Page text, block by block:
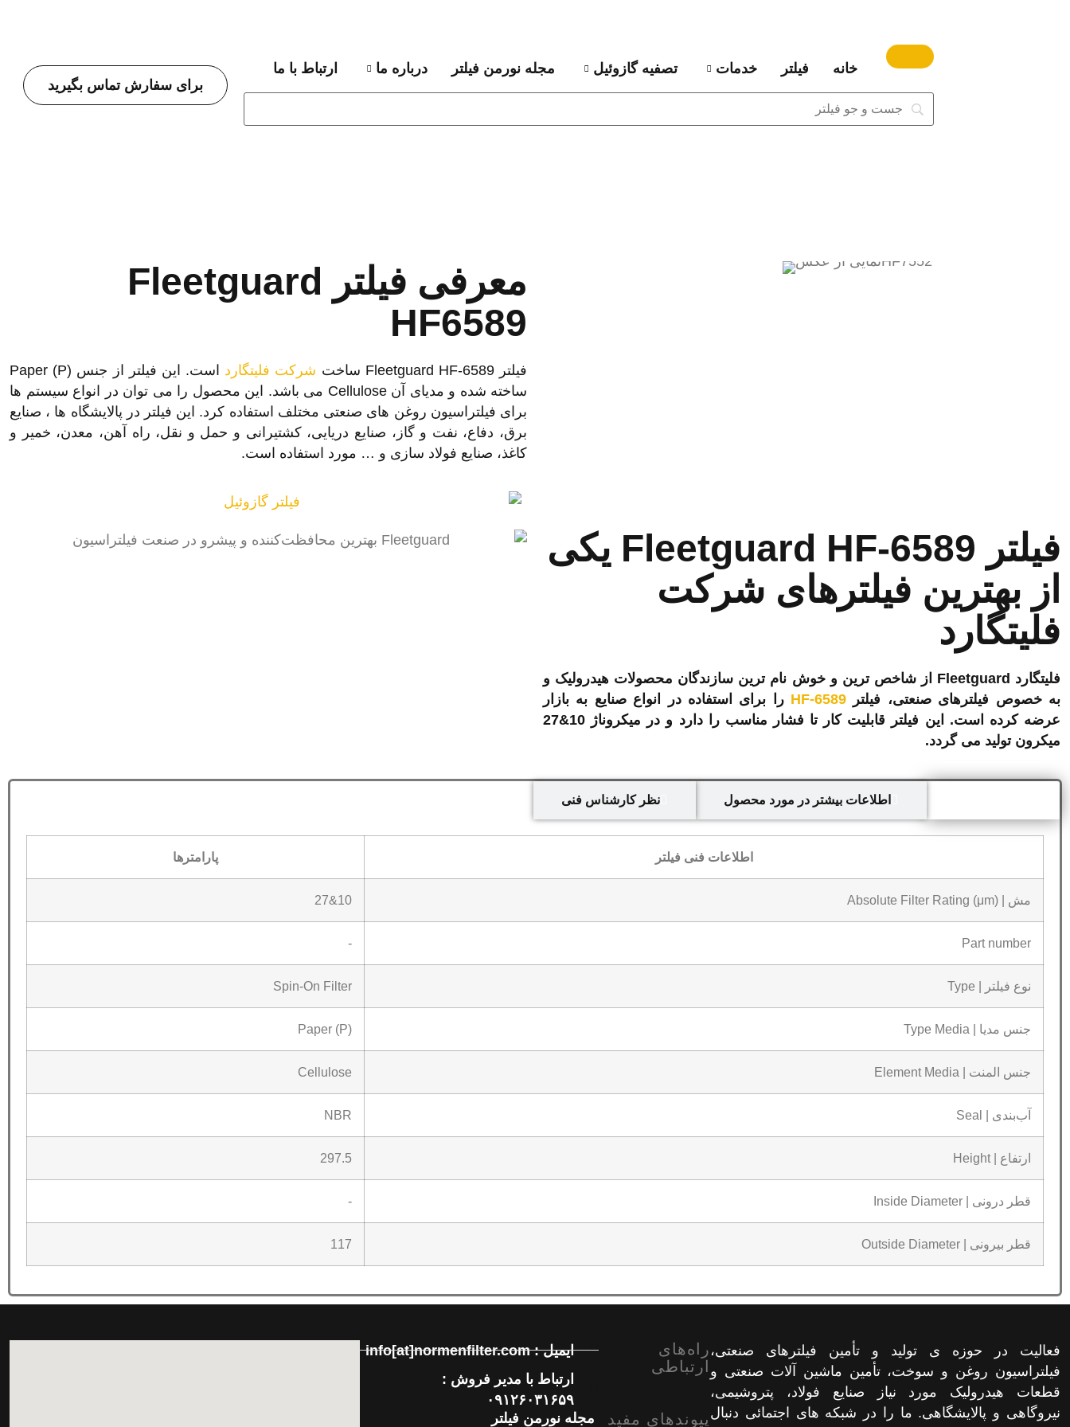
خانه فیلتر خدمات تصفیه گازوئیل مجله نورمن فیلتر درباره ما
ارتباط با ما
برای سفارش تماس بگیرید
معرفی فیلتر Fleetguard
HF6589
فیلتر Fleetguard HF-6589 ساخت شرکت فلیتگارد
است. این فیلتر از جنس Paper (P)
ساخته شده و مدیای آن Cellulose می باشد. این محصول را می توان در انواع سیستم ها
برای فیلتراسیون روغن های صنعتی مختلف استفاده کرد. این فیلتر در پالایشگاه ها ، صنایع
برق، دفاع، نفت و گاز، صنایع دریایی، کشتیرانی و حمل و نقل، راه آهن، معدن، خمیر و
کاغذ، صنایع فولاد سازی و … مورد استفاده است.
فیلتر Fleetguard HF-6589 یکی
از بهترین فیلترهای شرکت
فلیتگارد
فلیتگارد Fleetguard از شاخص ترین و خوش نام ترین سازندگان محصولات هیدرولیک و
به خصوص فیلترهای صنعتی، فیلتر HF-6589 را برای استفاده در انواع صنایع به بازار
عرضه کرده است. این فیلتر قابلیت کار تا فشار مناسب را دارد و در میکروناژ 10&27
میکرون تولید می گردد.
اطلاعات بیشتر در مورد محصول نظر کارشناس فنی
اطلاعات فنی فیلتر پارامترها
مش | Absolute Filter Rating (μm) 10&27
Part number
-
نوع فیلتر | Type Spin-On Filter
جنس مدیا | Type Media Paper (P)
جنس المنت | Element Media Cellulose
آب‌بندی | Seal NBR
ارتفاع | Height 297.5
قطر درونی | Inside Diameter -
قطر بیرونی | Outside Diameter 117
فعالیت در حوزه ی تولید و تأمین فیلترهای صنعتی،
فیلتراسیون روغن و سوخت، تأمین ماشین آلات صنعتی و
قطعات هیدرولیک مورد نیاز صنایع فولاد، پتروشیمی،
نیروگاهی و پالایشگاهی. ما را در شبکه های اجتمائی دنبال
راه‌های
ارتباطی
ایمیل : info[at]normenfilter.com
ارتباط با مدیر فروش :
۰۹۱۲۶۰۳۱۶۵۹
پیوندهای مفید مجله نورمن فیلتر